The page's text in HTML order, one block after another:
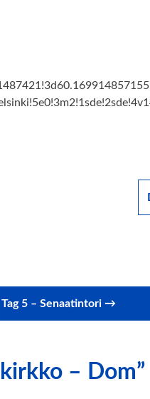
Tag 5 – Senaatintori →
– Dom”